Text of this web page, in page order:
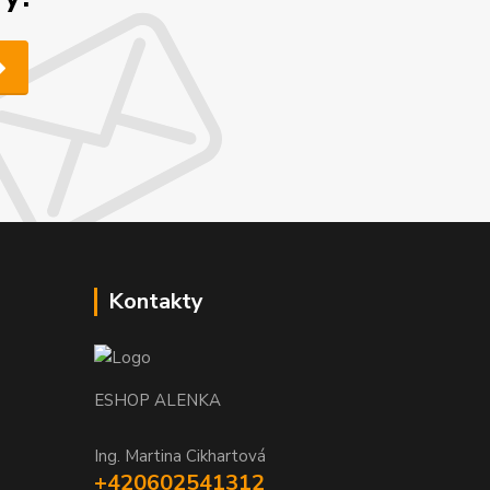
Kontakty
ESHOP ALENKA
Ing. Martina Cikhartová
+420602541312